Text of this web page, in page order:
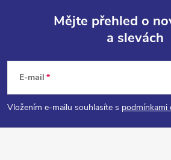
p
a
Mějte přehled o
a slevách
E-mail
Vložením e-mailu souhlasíte s podmínkami